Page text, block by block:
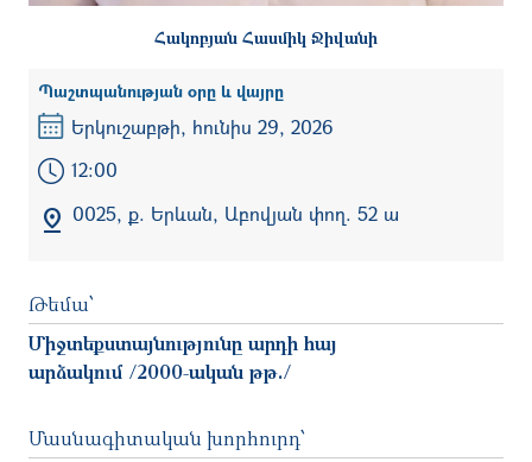
Հակոբյան Հասմիկ Ջիվանի
Պաշտպանության օրը և վայրը
Երկուշաբթի, հունիս 29, 2026
12:00
0025, ք. Երևան, Աբովյան փող. 52 ա
Թեմա՝
Միջտեքստայնությունը արդի հայ
արձակում /2000-ական թթ./
Մասնագիտական խորհուրդ՝